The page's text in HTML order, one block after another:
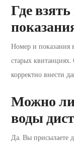
Где
Номер и показания
старых
корректно внести
Можно
воды
Да. Вы присылаете